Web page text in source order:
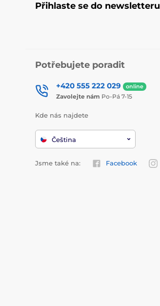
Přihlaste se do newsletteru
Potřebujete poradit
+420 555 222 029 online
Zavolejte nám Po-Pá 7-15
Kde nás najdete
Čeština
Jsme také na: Facebook